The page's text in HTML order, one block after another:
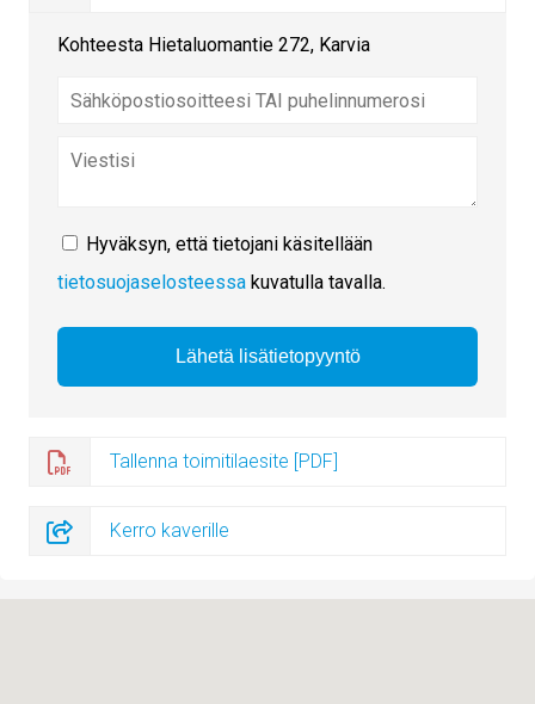
Kohteesta Hietaluomantie 272, Karvia
Hyväksyn, että tietojani käsitellään
tietosuojaselosteessa kuvatulla tavalla.
Tallenna toimitilaesite [PDF]
Kerro kaverille